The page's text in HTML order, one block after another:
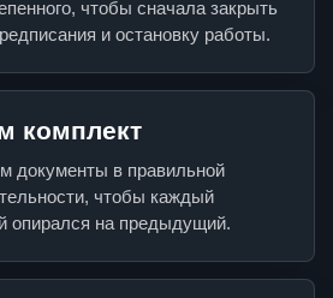
чтобы сначала закрыть
и остановку работы.
комплект
документы в правильной
чтобы каждый
опирался на предыдущий.